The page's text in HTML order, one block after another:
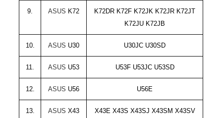
9. ASUS K72
K72DR K72F K72JK K72JR K72JT
K72JU K72JB
10. ASUS U30 U30JC U30SD
11. ASUS U53 U53F U53JC U53SD
12. ASUS U56 U56E
13. ASUS X43
X43E X43S X43SJ X43SM X43SV